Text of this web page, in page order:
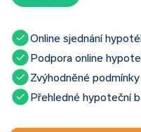
Online sjednání
Podpora online
Zvýhodněné podmínky
Přehledné hypoteční